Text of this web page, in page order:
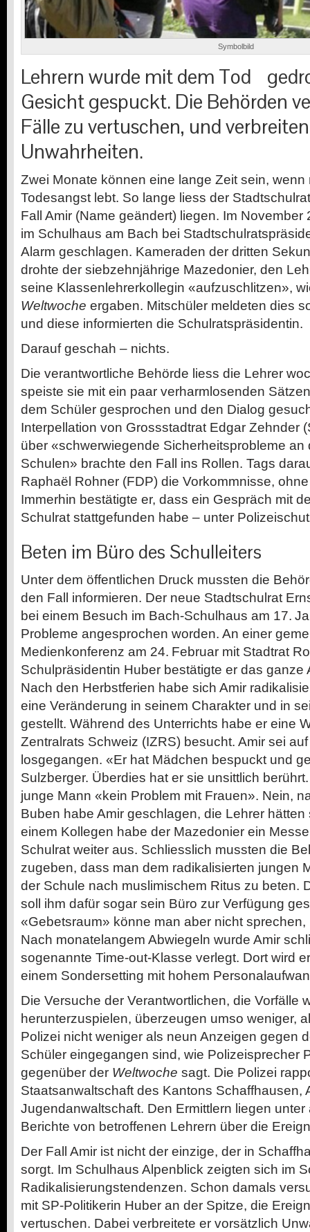
Symbolbild
Lehrern wurde mit dem Tod
Gesicht gespuckt. Die Behörden
Fälle zu vertuschen, und
Unwahrheiten.
Zwei Monate können eine lange Zeit sein, wenn
Todesangst lebt. So lange liess der
Fall Amir (Name geändert) liegen. Im November
im Schulhaus am Bach bei
Alarm geschlagen. Kameraden der dritten
drohte der siebzehnjährige Mazedonier, den
seine Klassenlehrerkollegin «aufzuschlitzen»,
Weltwoche ­ergaben. Mitschüler meldeten dies
und diese informierten die Schulratspräsidentin.
Darauf geschah – nichts.
Die verantwortliche Behörde liess die Lehrer
speiste sie mit ein paar verharmlosenden
dem Schüler gesprochen und den Dialog
Interpellation von Grossstadtrat Edgar Zehnder
über «schwerwiegende Sicherheitsprobleme an
Schulen» brachte den Fall ins Rollen. Tags
Raphaël Rohner (FDP) die Vorkommnisse,
Immerhin bestätigte er, dass ein Gespräch mit
Schulrat stattgefunden habe – unter
Beten im Büro des Schulleiters
Unter dem öffentlichen Druck mussten die
den Fall informieren. Der neue Stadtschulrat
bei einem Besuch im Bach-Schulhaus am 17.
Probleme angesprochen worden. An einer
Medienkonferenz am 24. Februar mit Stadtrat
Schulpräsidentin Huber bestätigte er das ganze
Nach den Herbstferien habe sich Amir
eine Veränderung in seinem Charakter und in
gestellt. Während des Unterrichts habe er ­eine
Zentralrats Schweiz (IZRS) besucht. Amir sei
losgegangen. «Er hat Mädchen bespuckt und
Sulzberger. Überdies hat er sie unsittlich
junge Mann «kein Problem mit Frauen». Nein,
Buben habe Amir geschlagen, die Lehrer
einem Kollegen habe der Mazedonier ein
Schulrat weiter aus. Schliesslich mussten die
zu­geben, dass man dem radikalisierten jungen
der Schule nach muslimischem Ritus zu beten.
soll ihm dafür sogar sein Büro zur Verfügung
«Gebetsraum» könne man aber nicht sprechen,
Nach monatelangem Abwiegeln wurde Amir
sogenannte Time-out-Klasse verlegt. Dort wird
einem Sondersetting mit ­hohem
Die Versuche der Verantwortlichen, die Vor­fälle
herunterzuspielen, überzeugen umso weniger,
­Polizei nicht weniger als neun Anzeigen gegen
Schüler eingegangen sind, wie Polizeisprecher
gegenüber der Weltwoche sagt. Die Polizei
Staatsanwaltschaft des Kantons Schaffhausen,
Jugendanwaltschaft. Den Ermittlern liegen unter
Berichte von betroffenen Lehrern über die
Der Fall Amir ist nicht der einzige, der in
sorgt. Im Schulhaus Alpenblick zeigten sich im
Radikalisierungstendenzen. Schon damals
mit SP-­Politikerin Huber an der Spitze, die
vertuschen. Dabei verbreitete er vorsätzlich